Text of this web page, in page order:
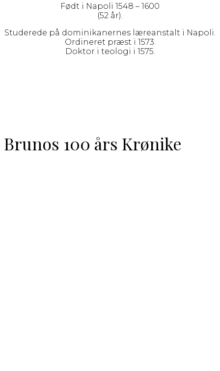
Født i Napoli 1548 – 1600
(52 år).
Studerede på dominikanernes læreanstalt i Napoli.
Ordineret præst i 1573.
Doktor i teologi i 1575.
Brunos 100 års Krønike